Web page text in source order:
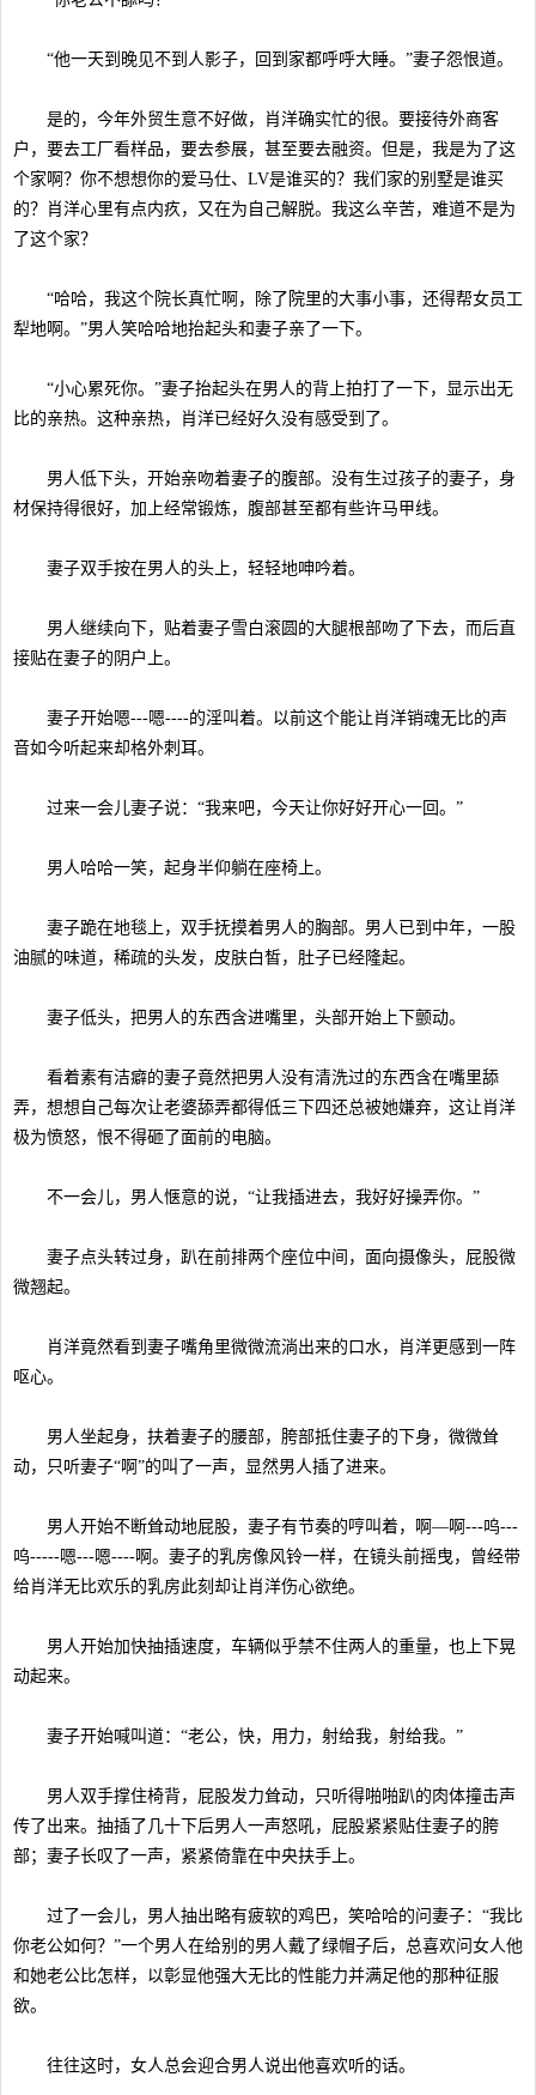
“他一天到晚见不到人影子，回到家都呼呼大睡。”妻子怨恨道。
是的，今年外贸生意不好做，肖洋确实忙的很。要接待外商客
户，要去工厂看样品，要去参展，甚至要去融资。但是，我是为了这
个家啊？你不想想你的爱马仕、LV是谁买的？我们家的别墅是谁买
的？肖洋心里有点内疚，又在为自己解脱。我这么辛苦，难道不是为
了这个家？
“哈哈，我这个院长真忙啊，除了院里的大事小事，还得帮女员工
犁地啊。”男人笑哈哈地抬起头和妻子亲了一下。
“小心累死你。”妻子抬起头在男人的背上拍打了一下，显示出无
比的亲热。这种亲热，肖洋已经好久没有感受到了。
男人低下头，开始亲吻着妻子的腹部。没有生过孩子的妻子，身
材保持得很好，加上经常锻炼，腹部甚至都有些许马甲线。
妻子双手按在男人的头上，轻轻地呻吟着。
男人继续向下，贴着妻子雪白滚圆的大腿根部吻了下去，而后直
接贴在妻子的阴户上。
妻子开始嗯---嗯----的淫叫着。以前这个能让肖洋销魂无比的声
音如今听起来却格外刺耳。
过来一会儿妻子说：“我来吧，今天让你好好开心一回。”
男人哈哈一笑，起身半仰躺在座椅上。
妻子跪在地毯上，双手抚摸着男人的胸部。男人已到中年，一股
油腻的味道，稀疏的头发，皮肤白皙，肚子已经隆起。
妻子低头，把男人的东西含进嘴里，头部开始上下颤动。
看着素有洁癖的妻子竟然把男人没有清洗过的东西含在嘴里舔
弄，想想自己每次让老婆舔弄都得低三下四还总被她嫌弃，这让肖洋
极为愤怒，恨不得砸了面前的电脑。
不一会儿，男人惬意的说，“让我插进去，我好好操弄你。”
妻子点头转过身，趴在前排两个座位中间，面向摄像头，屁股微
微翘起。
肖洋竟然看到妻子嘴角里微微流淌出来的口水，肖洋更感到一阵
呕心。
男人坐起身，扶着妻子的腰部，胯部抵住妻子的下身，微微耸
动，只听妻子“啊”的叫了一声，显然男人插了进来。
男人开始不断耸动地屁股，妻子有节奏的哼叫着，啊—啊---呜---
呜-----嗯---嗯----啊。妻子的乳房像风铃一样，在镜头前摇曳，曾经带
给肖洋无比欢乐的乳房此刻却让肖洋伤心欲绝。
男人开始加快抽插速度，车辆似乎禁不住两人的重量，也上下晃
动起来。
妻子开始喊叫道：“老公，快，用力，射给我，射给我。”
男人双手撑住椅背，屁股发力耸动，只听得啪啪趴的肉体撞击声
传了出来。抽插了几十下后男人一声怒吼，屁股紧紧贴住妻子的胯
部；妻子长叹了一声，紧紧倚靠在中央扶手上。
过了一会儿，男人抽出略有疲软的鸡巴，笑哈哈的问妻子：“我比
你老公如何？”一个男人在给别的男人戴了绿帽子后，总喜欢问女人他
和她老公比怎样，以彰显他强大无比的性能力并满足他的那种征服
欲。
往往这时，女人总会迎合男人说出他喜欢听的话。